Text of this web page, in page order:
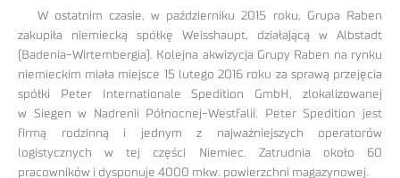
W ostatnim czasie, w październiku 2015 roku, Grupa Raben
zakupiła niemiecką spółkę Weisshaupt, działającą w Albstadt
(Badenia-Wirtembergia). Kolejna akwizycja Grupy Raben na rynku
niemieckim miała miejsce 15 lutego 2016 roku za sprawą przejęcia
spółki Peter Internationale Spedition GmbH, zlokalizowanej
w Siegen w Nadrenii Północnej-Westfalii. Peter Spedition jest
firmą rodzinną i jednym z najważniejszych operatorów
logistycznych w tej części Niemiec. Zatrudnia około 60
pracowników i dysponuje 4000 mkw. powierzchni magazynowej.